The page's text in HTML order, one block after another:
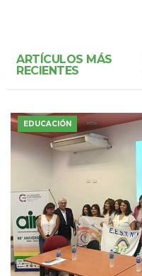
ARTÍCULOS MÁS
RECIENTES
EDUCACIÓN